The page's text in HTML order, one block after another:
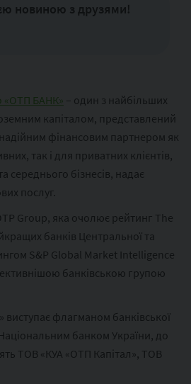
новиною з друзями!
«ОТП БАНК» – один з найбільших
капіталом, представлений
фінансовим партнером як
так і для приватних клієнтів,
середнього бізнесів, надає
послуг.
Group, яка очолює рейтинг The
банків Центральної та
S&P Global Market Intelligence
банківською групою
виступає флагманом банківської
банком України, до
ТОВ «КУА «ОТП Капітал», ТОВ